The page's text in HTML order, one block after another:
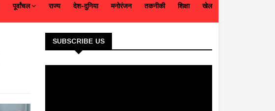
पूर्वांचल राज्य देश-दुनिया मनोरंजन तकनीकी शिक्षा खेल
SUBSCRIBE US